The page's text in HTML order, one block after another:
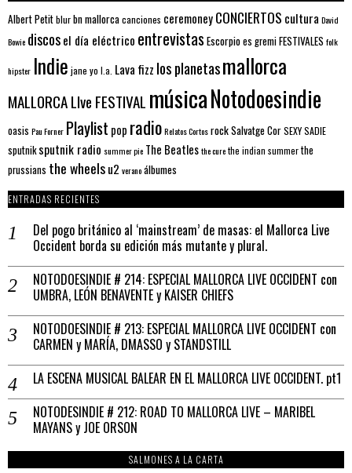
Albert Petitblurbn mallorcacanciones ceremoneyCONCIERTOS cultura David
Bowie discosel día eléctrico entrevistas Escorpioes gremiFESTIVALES folk
hipster Indie jane yo l.a. Lava fizz los planetasmallorca
MALLORCA LIve FESTIVAL músicaNotodoesindie
oasis Pau Forner Playlist pop radioRelatos CortosrockSalvatge CorSEXY SADIE
sputnik sputnik radio summer pie The Beatlesthe curethe indian summerthe
prussians the wheelsu2 veranoálbumes
ENTRADAS RECIENTES
Del pogo británico al ‘mainstream’ de masas: el Mallorca Live
Occident borda su edición más mutante y plural.
NOTODOESINDIE # 214: ESPECIAL MALLORCA LIVE OCCIDENT con
UMBRA, LEÓN BENAVENTE y KAISER CHIEFS
NOTODOESINDIE # 213: ESPECIAL MALLORCA LIVE OCCIDENT con
CARMEN y MARÍA, DMASSO y STANDSTILL
LA ESCENA MUSICAL BALEAR EN EL MALLORCA LIVE OCCIDENT. pt1
NOTODESINDIE # 212: ROAD TO MALLORCA LIVE – MARIBEL
MAYANS y JOE ORSON
SALMONES A LA CARTA